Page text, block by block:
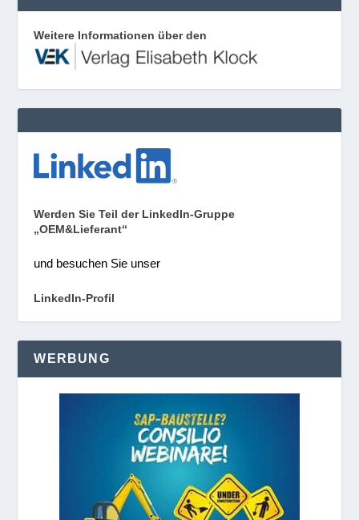
Weitere Informationen über den
Werden Sie Teil der LinkedIn-Gruppe
„OEM&Lieferant“
und besuchen Sie unser
LinkedIn-Profil
WERBUNG